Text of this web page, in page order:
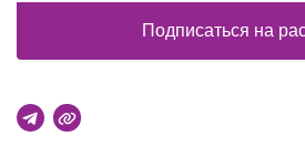
Подписаться на